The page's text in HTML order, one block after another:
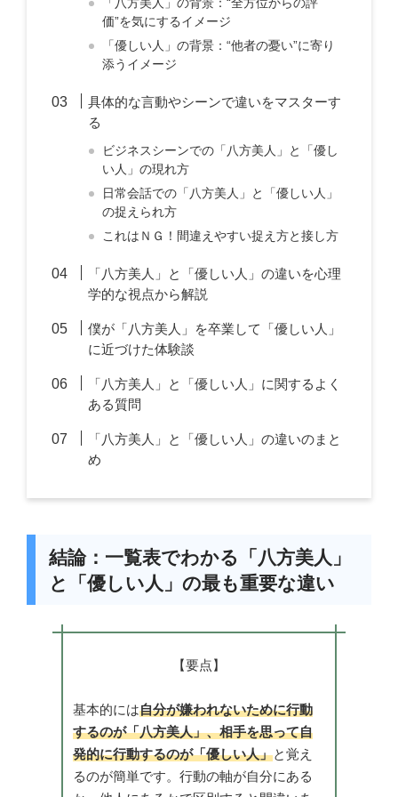
「八方美人」の背景：“全方位からの評
価”を気にするイメージ
「優しい人」の背景：“他者の憂い”に寄り
添うイメージ
具体的な言動やシーンで違いをマスターす
る
ビジネスシーンでの「八方美人」と「優し
い人」の現れ方
日常会話での「八方美人」と「優しい人」
の捉えられ方
これはＮＧ！間違えやすい捉え方と接し方
「八方美人」と「優しい人」の違いを心理
学的な視点から解説
僕が「八方美人」を卒業して「優しい人」
に近づけた体験談
「八方美人」と「優しい人」に関するよく
ある質問
「八方美人」と「優しい人」の違いのまと
め
結論：一覧表でわかる「八方美人」
と「優しい人」の最も重要な違い
【要点】
基本的には自分が嫌われないために行動
するのが「八方美人」、相手を思って自
発的に行動するのが「優しい人」と覚え
るのが簡単です。行動の軸が自分にある